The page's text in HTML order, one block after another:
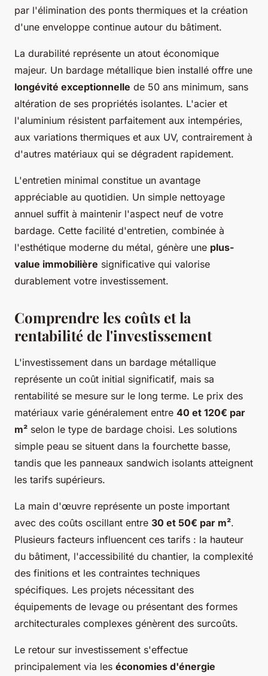
par l'élimination des ponts thermiques et la création
d'une enveloppe continue autour du bâtiment.
La durabilité représente un atout économique
majeur. Un bardage métallique bien installé offre une
longévité exceptionnelle de 50 ans minimum, sans
altération de ses propriétés isolantes. L'acier et
l'aluminium résistent parfaitement aux intempéries,
aux variations thermiques et aux UV, contrairement à
d'autres matériaux qui se dégradent rapidement.
L'entretien minimal constitue un avantage
appréciable au quotidien. Un simple nettoyage
annuel suffit à maintenir l'aspect neuf de votre
bardage. Cette facilité d'entretien, combinée à
l'esthétique moderne du métal, génère une plus-
value immobilière significative qui valorise
durablement votre investissement.
Comprendre les coûts et la
rentabilité de l'investissement
L'investissement dans un bardage métallique
représente un coût initial significatif, mais sa
rentabilité se mesure sur le long terme. Le prix des
matériaux varie généralement entre 40 et 120€ par
m² selon le type de bardage choisi. Les solutions
simple peau se situent dans la fourchette basse,
tandis que les panneaux sandwich isolants atteignent
les tarifs supérieurs.
La main d'œuvre représente un poste important
avec des coûts oscillant entre 30 et 50€ par m².
Plusieurs facteurs influencent ces tarifs : la hauteur
du bâtiment, l'accessibilité du chantier, la complexité
des finitions et les contraintes techniques
spécifiques. Les projets nécessitant des
équipements de levage ou présentant des formes
architecturales complexes génèrent des surcoûts.
Le retour sur investissement s'effectue
principalement via les économies d'énergie